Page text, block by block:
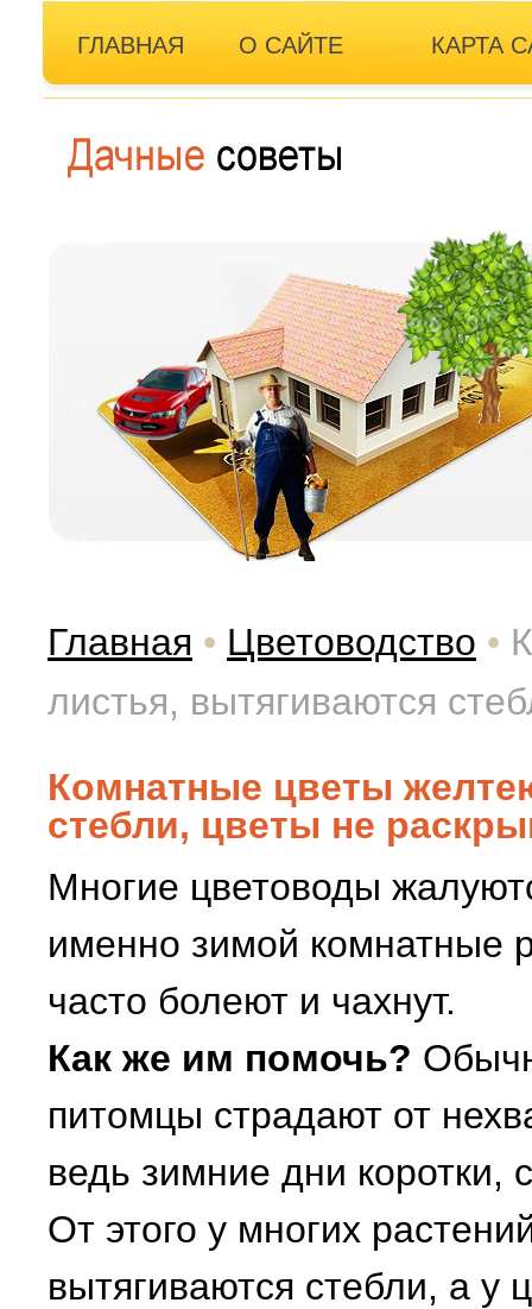
ГЛАВНАЯ О САЙТЕ КАРТА
Главная • Цветоводство •
листья, вытягиваются
Комнатные цветы
стебли, цветы не
Многие цветоводы
именно зимой комнатные
часто болеют и чахнут.
Как же им помочь?
питомцы страдают от
ведь зимние дни коротки,
От этого у многих
вытягиваются стебли, а у